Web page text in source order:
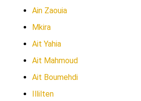
Ain Zaouia
Mkira
Ait Yahia
Ait Mahmoud
Ait Boumehdi
Illilten